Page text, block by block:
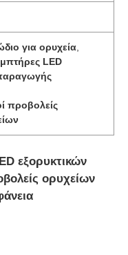
για ορυχεία
LED
προβολείς
εξορυκτικών
ορυχείων